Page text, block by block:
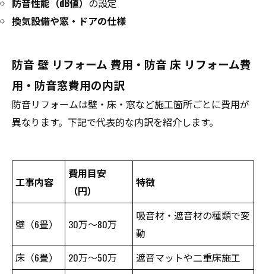
防音性能（dB値） の設定
換気設備や窓・ドアの仕様
防音 壁 リフォーム 費用・防音 床 リフォーム費
用・防音窓費用の内訳
防音リフォームは壁・床・窓など施工箇所ごとに費用が
異なります。下記で代表的な内訳を紹介します。
工事内容
費用目安
（円）
特徴
壁（6畳） 30万～80万
吸音材・遮音材の種類で変
動
床（6畳）
20万～50万
遮音マットや二重床施工